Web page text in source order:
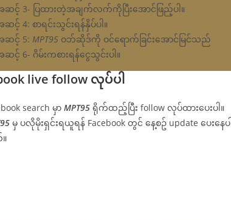
ဆင့် 3- ပြထားတဲ့အချက်လက်ကိုပြီးအောင်ဖြည့်ပါ။
င့် 4: စာရင်းသွင်းရန်နှိပ်ပါ။
ဆင့် 5: MPT95ဝဘ်ဆိုဒ်ကို ဝင်ရောက်ခြင်းအောင်မြင်သည်
င့် 6- ဂိမ်းကစားရန်ငွေသွင်းပါ။
live follow လုပ်ပါ
search မှာ MPT95 ရိုက်ထည့်ပြီး follow လုပ်ထားပေးပါ။
မှ ပလိုမိုးရှင်းရယူရန် Facebook တွင် နေ့စဥ် update ပေးနေပ